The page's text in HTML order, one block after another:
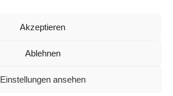
Akzeptieren
Ablehnen
Einstellungen ansehen
Datenschutz